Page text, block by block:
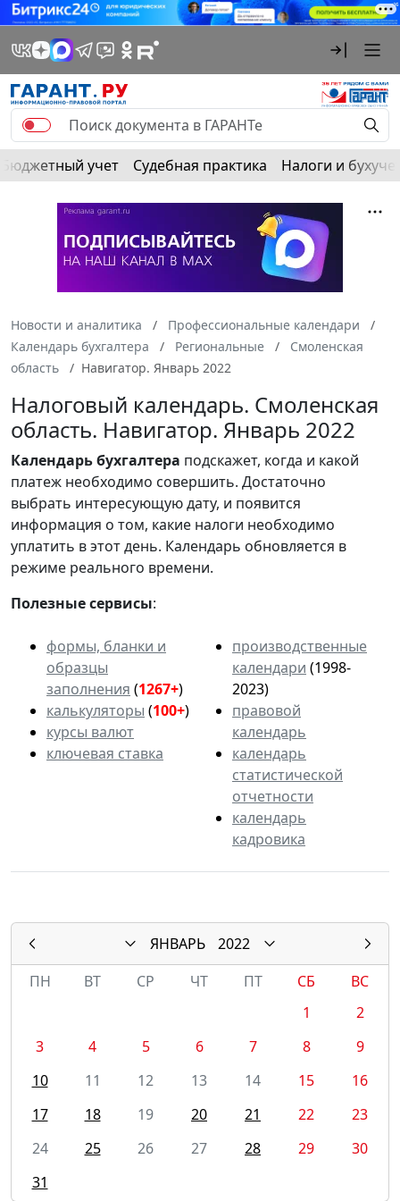
Бюджетный учет Судебная практика Налоги и
Новости и аналитика
Профессиональные календари
Календарь бухгалтера
Региональные
Смоленская
область
Навигатор. Январь 2022
Налоговый календарь. Смоленская
область. Навигатор. Январь 2022
Календарьбухгалтера подскажет, когда и какой
платеж необходимо совершить. Достаточно
выбрать интересующую дату, и появится
информация о том, какие налоги необходимо
уплатить в этот день. Календарь обновляется в
режиме реального времени.
Полезные сервисы:
формы, бланки и
образцы
заполнения (1267+)
калькуляторы (100+)
курсы валют
ключевая ставка
производственные
календари (1998-
2023)
правовой
календарь
календарь
статистической
отчетности
календарь
кадровика
ЯНВАРЬ
2022
ПН
ВТ СР ЧТ ПТ СБ
ВС
1
2
3
4 5 6 7 8
9
10
11 12 13 14 15
16
17
18 19 20 21 22
23
24
25 26 27 28 29
30
31